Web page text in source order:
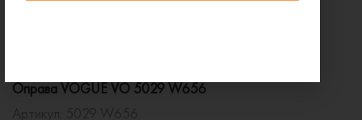
Оправа VOGUE VO 5029 W656